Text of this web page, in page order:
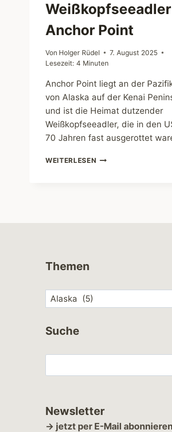
Anchor Point
Von Holger Rüdel
7. August 2025
Lesezeit: 4 Minuten
Anchor Point liegt an der
von Alaska auf der Kenai
und ist die Heimat dutzender
Weißkopfseeadler, die in den
70 Jahren fast ausgerottet
WEITERLESEN ABENTEUER
Themen
Suche
Newsletter
→ jetzt per E-Mail abonnieren